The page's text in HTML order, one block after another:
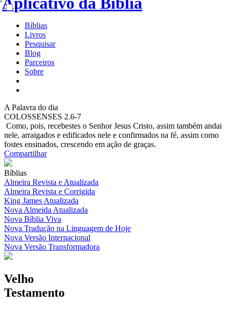
Bíblias
Livros
Pesquisar
Blog
Parceiros
Sobre
A Palavra do dia
COLOSSENSES 2.6-7
Como, pois, recebestes o Senhor Jesus Cristo, assim também andai
nele, arraigados e edificados nele e confirmados na fé, assim como
fostes ensinados, crescendo em ação de graças.
Compartilhar
Bíblias
Almeira Revista e Atualizada
Almeira Revista e Corrigida
King James Atualizada
Nova Almeida Atualizada
Nova Bíblia Viva
Nova Tradução na Linguagem de Hoje
Nova Versão Internacional
Nova Versão Transformadora
Velho
Testamento